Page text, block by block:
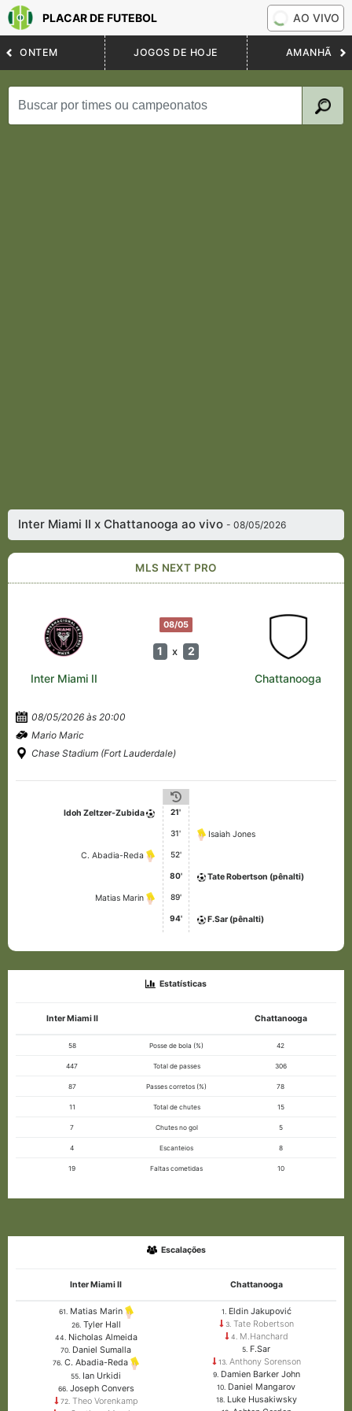
PLACAR DE FUTEBOL AO VIVO
ONTEM JOGOS DE HOJE AMANHÃ
Inter Miami II x Chattanooga ao vivo- 08/05/2026
MLS NEXT PRO
08/05
1 x 2
Inter Miami II Chattanooga
08/05/2026 às 20:00
Mario Maric
Chase Stadium (Fort Lauderdale)
Idoh Zeltzer-Zubida 21'
31' Isaiah Jones
C. Abadia-Reda 52'
80' Tate Robertson (pênalti)
Matias Marin 89'
94' F.Sar (pênalti)
Estatísticas
Inter Miami II Chattanooga
58 Posse de bola (%) 42
447 Total de passes 306
87 Passes corretos (%) 78
11 Total de chutes 15
7 Chutes no gol 5
4 Escanteios 8
19 Faltas cometidas 10
Escalações
Inter Miami II Chattanooga
61.Matias Marin
26.Tyler Hall
44. Nicholas Almeida
70. Daniel Sumalla
76. C. Abadia-Reda
55. Ian Urkidi
66.Joseph Convers
72. Theo Vorenkamp
1. Eldin Jakupović
3.Tate Robertson
4. M.Hanchard
5. F.Sar
13.Anthony Sorenson
9.Damien Barker John
10. Daniel Mangarov
18.Luke Husakiwsky